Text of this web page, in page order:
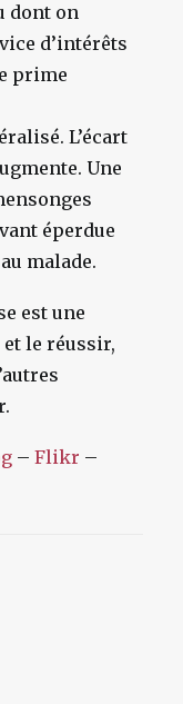
dont on
d’intérêts
prime
L’écart
Une
éperdue
malade.
est une
et le réussir,
– Flikr –